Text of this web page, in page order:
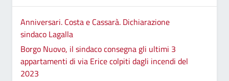
Anniversari. Costa e Cassarà. Dichiarazione
sindaco Lagalla
Borgo Nuovo, il sindaco consegna gli ultimi 3
appartamenti di via Erice colpiti dagli incendi del
2023